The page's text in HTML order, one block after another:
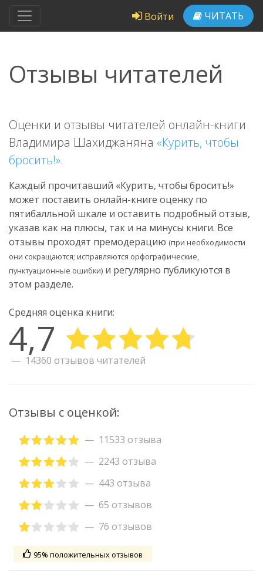
Войти ЧИТАТЬ
Отзывы читателей
Оценки и отзывы читателей онлайн-книги
Владимира Шахиджаняна «Курить, чтобы
бросить!».
Каждый прочитавший «Курить, чтобы бросить!»
может поставить онлайн-книге оценку по
пятибалльной шкале и оставить подробный отзыв,
указав как на плюсы, так и на минусы книги. Все
отзывы проходят премодерацию (при необходимости
они сокращаются; исправляются орфографические,
пунктуационные ошибки) и регулярно публикуются в
этом разделе.
Средняя оценка книги:
4,7
14360 отзывов читателей
Отзывы с оценкой:
11533 отзыва
2243 отзыва
443 отзыва
65 отзывов
76 отзывов
95% положительных отзывов